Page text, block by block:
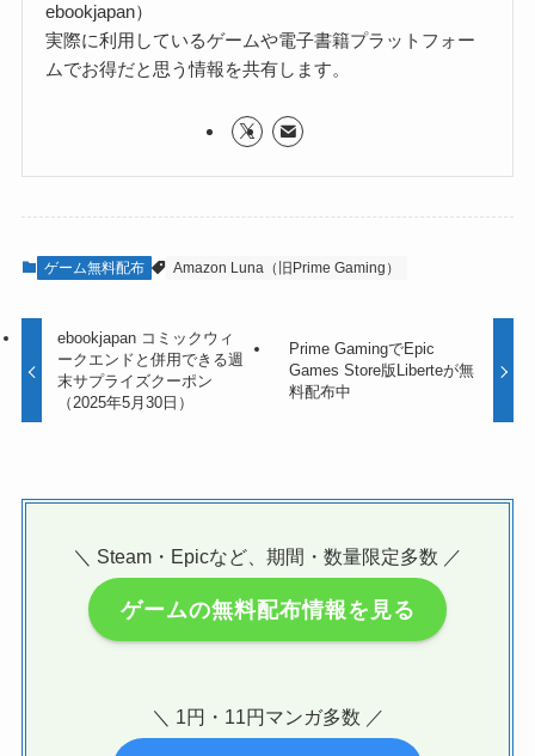
ebookjapan）
実際に利用しているゲームや電子書籍プラットフォー
ムでお得だと思う情報を共有します。
ゲーム無料配布 Amazon Luna（旧Prime Gaming）
ebookjapan コミックウィ
ークエンドと併用できる週
末サプライズクーポン
（2025年5月30日）
Prime GamingでEpic
Games Store版Liberteが無
料配布中
＼ Steam・Epicなど、期間・数量限定多数 ／
ゲームの無料配布情報を見る
＼ 1円・11円マンガ多数 ／